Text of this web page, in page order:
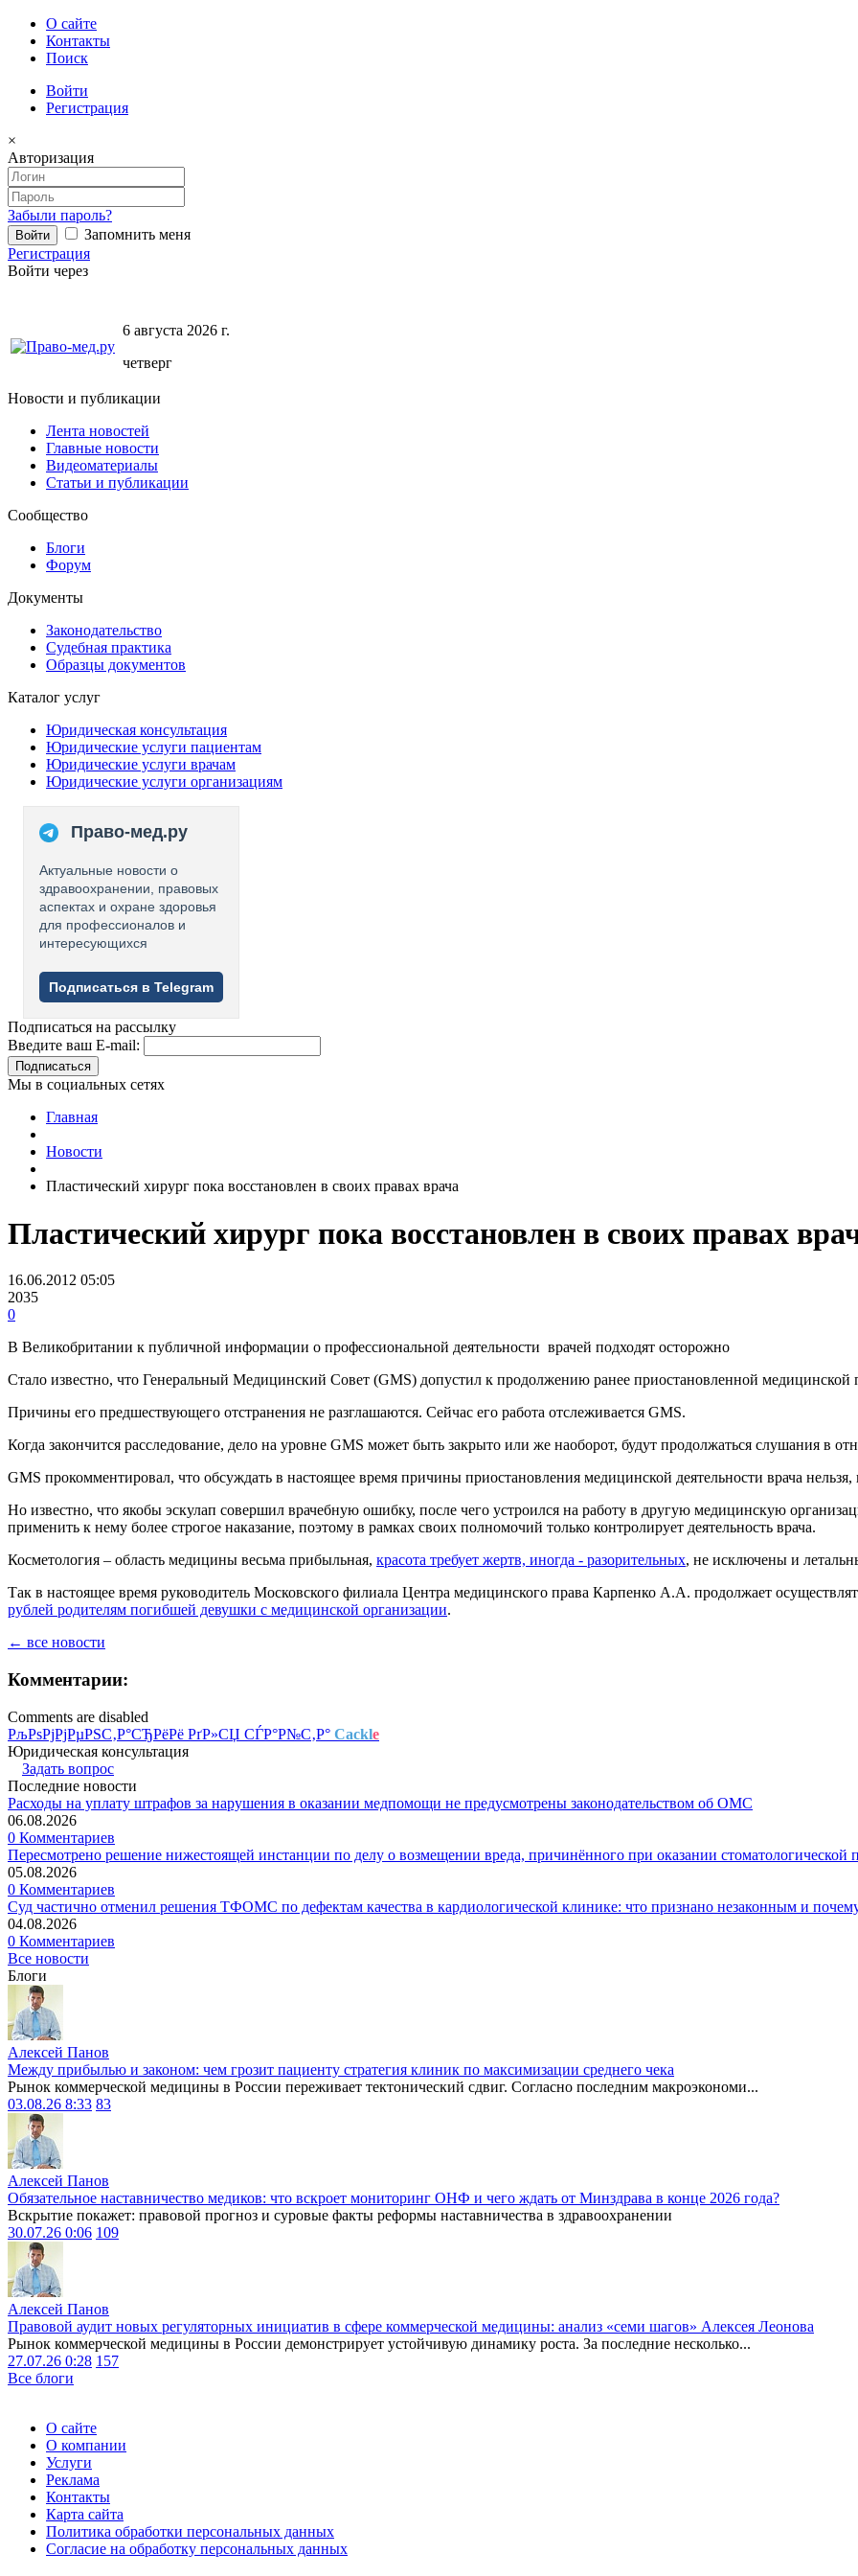
О сайте
Контакты
Поиск
Войти
Регистрация
×
Авторизация
Забыли пароль?
Запомнить меня
Регистрация
Войти через
6 августа 2026 г.
четверг
Новости и публикации
Лента новостей
Главные новости
Видеоматериалы
Статьи и публикации
Сообщество
Блоги
Форум
Документы
Законодательство
Судебная практика
Образцы документов
Каталог услуг
Юридическая консультация
Юридические услуги пациентам
Юридические услуги врачам
Юридические услуги организациям
Право-мед.ру
Актуальные новости о
здравоохранении, правовых
аспектах и охране здоровья
для профессионалов и
интересующихся
Подписаться в Telegram
Подписаться на рассылку
Введите ваш E-mail:
Подписаться
Мы в социальных сетях
Главная
Новости
Пластический хирург пока восстановлен в своих правах врача
Пластический хирург пока восстановлен в своих правах
16.06.2012 05:05
2035
0
В Великобритании к публичной информации о профессиональной деятельности врачей подходят осторожно
Стало известно, что Генеральный Медицинский Совет (GMS) допустил к продолжению ранее приостановленной медицинской
Причины его предшествующего отстранения не разглашаются. Сейчас его работа отслеживается GMS.
Когда закончится расследование, дело на уровне GMS может быть закрыто или же наоборот, будут продолжаться слушания в
GMS прокомментировал, что обсуждать в настоящее время причины приостановления медицинской деятельности врача
Но известно, что якобы эскулап совершил врачебную ошибку, после чего устроился на работу в другую медицинскую
применить к нему более строгое наказание, поэтому в рамках своих полномочий только контролирует деятельность врача.
Косметология – область медицины весьма прибыльная, красота требует жертв, иногда - разорительных, не исключены и
Так в настоящее время руководитель Московского филиала Центра медицинского права Карпенко А.А. продолжает
рублей родителям погибшей девушки с медицинской организации.
← все новости
Комментарии:
Comments are disabled
РљРѕРјРјРµРЅС‚Р°СЂРёРё РґР»СЏ СЃР°Р№С‚Р° Cackle
Юридическая консультация
Задать вопрос
Последние новости
Расходы на уплату штрафов за нарушения в оказании медпомощи не предусмотрены законодательством об ОМС
06.08.2026
0 Комментариев
Пересмотрено решение нижестоящей инстанции по делу о возмещении вреда, причинённого при оказании стоматологической
05.08.2026
0 Комментариев
Суд частично отменил решения ТФОМС по дефектам качества в кардиологической клинике: что признано незаконным и
04.08.2026
0 Комментариев
Все новости
Блоги
Алексей Панов
Между прибылью и законом: чем грозит пациенту стратегия клиник по максимизации среднего чека
Рынок коммерческой медицины в России переживает тектонический сдвиг. Согласно последним макроэкономи...
03.08.26 8:33 83
Алексей Панов
Обязательное наставничество медиков: что вскроет мониторинг ОНФ и чего ждать от Минздрава в конце 2026 года?
Вскрытие покажет: правовой прогноз и суровые факты реформы наставничества в здравоохранении
30.07.26 0:06 109
Алексей Панов
Правовой аудит новых регуляторных инициатив в сфере коммерческой медицины: анализ «семи шагов» Алексея Леонова
Рынок коммерческой медицины в России демонстрирует устойчивую динамику роста. За последние несколько...
27.07.26 0:28 157
Все блоги
О сайте
О компании
Услуги
Реклама
Контакты
Карта сайта
Политика обработки персональных данных
Согласие на обработку персональных данных